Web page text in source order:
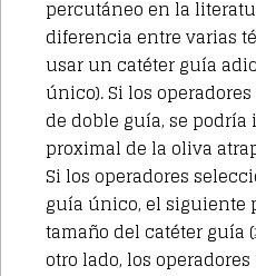
percutáneo en la
diferencia entre varias
usar un catéter guía
único). Si los
de doble guía, se
proximal de la oliva
Si los operadores
guía único, el siguiente
tamaño del catéter guía
otro lado, los